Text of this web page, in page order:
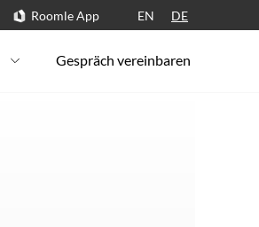
Roomle App EN DE
Gespräch vereinbaren